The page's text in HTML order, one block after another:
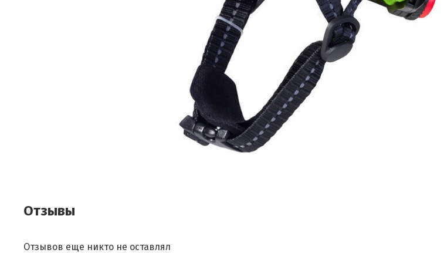
Отзывы
Отзывов еще никто не оставлял